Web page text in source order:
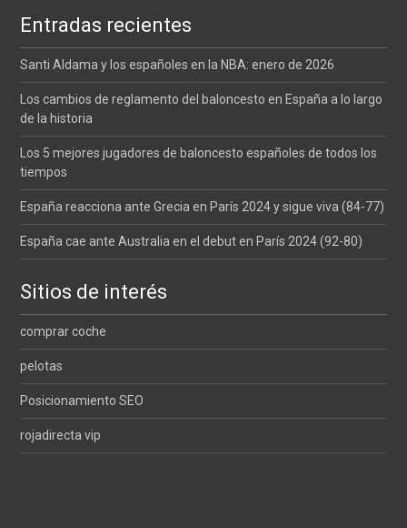
Entradas recientes
Santi Aldama y los españoles en la NBA: enero de 2026
Los cambios de reglamento del baloncesto en España a lo largo
de la historia
Los 5 mejores jugadores de baloncesto españoles de todos los
tiempos
España reacciona ante Grecia en París 2024 y sigue viva (84-77)
España cae ante Australia en el debut en París 2024 (92-80)
Sitios de interés
comprar coche
pelotas
Posicionamiento SEO
rojadirecta vip